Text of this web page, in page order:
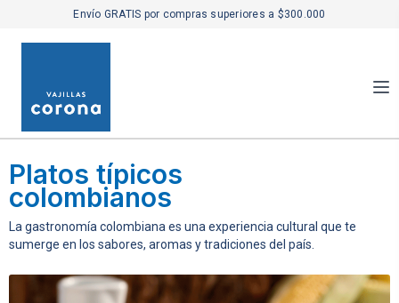
Envío GRATIS por compras superiores a $300.000
Platos típicos
colombianos
La gastronomía colombiana es una experiencia cultural que te
sumerge en los sabores, aromas y tradiciones del país.